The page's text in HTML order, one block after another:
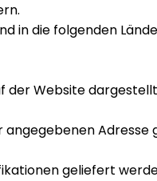
in die folgenden
der Website
Adresse
geliefert